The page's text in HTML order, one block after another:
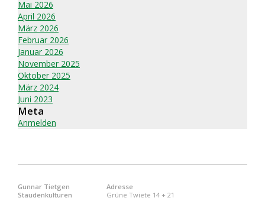
Mai 2026
April 2026
März 2026
Februar 2026
Januar 2026
November 2025
Oktober 2025
März 2024
Juni 2023
Meta
Anmelden
Gunnar Tietgen
Staudenkulturen
Adresse
Grüne Twiete 14 + 21